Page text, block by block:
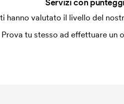
hanno valutato il livello del
Prova tu stesso ad effettuare un